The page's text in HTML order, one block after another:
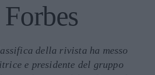
Forbes
della rivista ha messo
e presidente del gruppo